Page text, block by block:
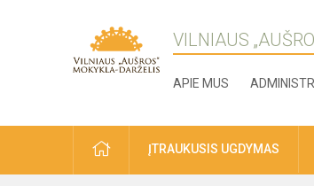
VILNIAUS
APIE MUS
ĮTRAUKUSIS UGDYMAS